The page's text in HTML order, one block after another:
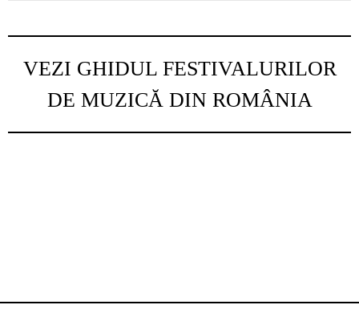
VEZI GHIDUL FESTIVALURILOR
DE MUZICĂ DIN ROMÂNIA